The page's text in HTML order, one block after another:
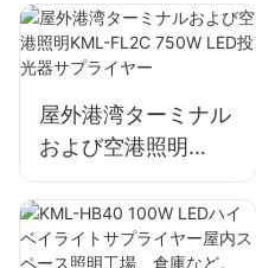
や建設現場の照明に
使用されます。
屋外港湾ターミナル
および空港照明
KML-FL2C 750W
LED投光器サプライ
ヤー